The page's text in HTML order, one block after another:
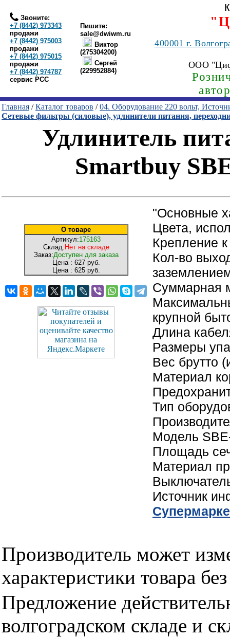
Звоните:
+7 (8442) 973343
продажи
+7 (8442) 975003
продажи
+7 (8442) 975015
продажи
+7 (8442) 974787
сервис РСС
Пишите:
sale@dwiwm.ru
Виктор
(275304200)
Сергей
(229952884)
400001г.
ООО
Главная /Каталог товаров /04. Оборудование 220 вольт,
Сетевые фильтры (силовые), удлинители питания,
Удлинитель
Smartbuy
О товаре
Артикул:175163
Склад: Нет на складе
Заказ:Доступен для заказа
Цена : 627 руб.
Цена : 625 руб.
"Основные
Цвета,
Крепление
Кол-во
Суммарная
крупной
Длина
Размеры
Вес брутто
Материал
Тип
Модель
Площадь
Материал
Источник
Производитель может
характеристики товара
Предложение
волгоградском складе и